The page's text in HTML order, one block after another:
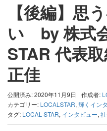
【後編】思
い by 株式
STAR 代表
正佳
公開済み: 2020年11月9日 作成者:
カテゴリー: LOCALSTAR, 輝くイン
タグ: LOCAL STAR, インタビュー,